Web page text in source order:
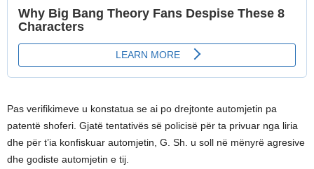
Pas verifikimeve u konstatua se ai po drejtonte automjetin pa
patentë shoferi. Gjatë tentativës së policisë për ta privuar nga liria
dhe për t’ia konfiskuar automjetin, G. Sh. u soll në mënyrë agresive
dhe godiste automjetin e tij.